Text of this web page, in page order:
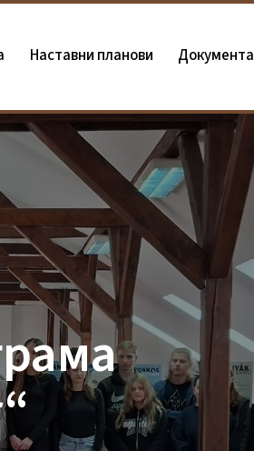
Наставни планови Документа